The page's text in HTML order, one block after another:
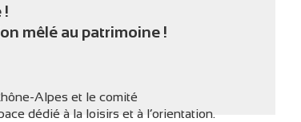
!
mêlé au patrimoine !
Alpes et le comité
dédié à la loisirs et à l’orientation.